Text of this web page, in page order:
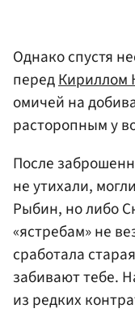
Однако спустя
передКириллом
омичей на
расторопным у
После
не утихали,
Рыбин, но либо
«ястребам» не
сработала
забивают тебе.
из редких